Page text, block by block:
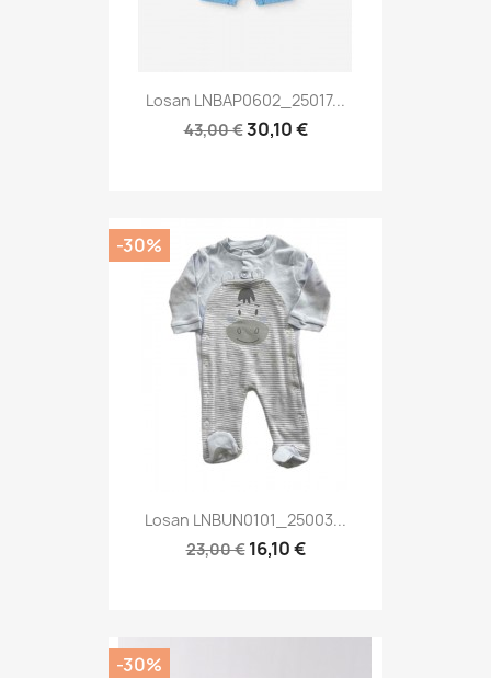
Losan LNBAP0602_25017...
43,00 €30,10 €
Losan LNBUN0101_25003...
23,00 € 16,10 €
-30%
-30%